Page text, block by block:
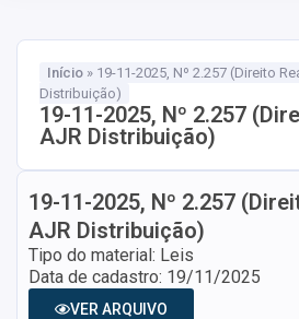
Início » 19-11-2025, Nº 2.257 (Direito
Distribuição)
19-11-2025, Nº 2.257
AJR Distribuição)
19-11-2025, Nº 2.257
AJR Distribuição)
Tipo do material: Leis
Data de cadastro: 19/11/2025
VER ARQUIVO